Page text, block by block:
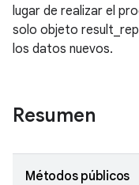
lugar de realizar el
solo objeto
los datos nuevos.
Resumen
Métodos públicos